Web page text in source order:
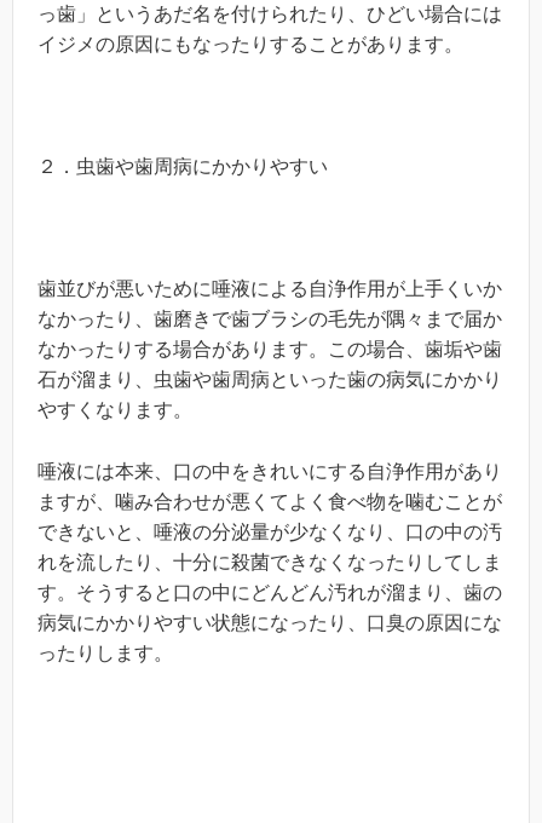
っ歯」というあだ名を付けられたり、ひどい場合には
イジメの原因にもなったりすることがあります。
２．虫歯や歯周病にかかりやすい
歯並びが悪いために唾液による自浄作用が上手くいか
なかったり、歯磨きで歯ブラシの毛先が隅々まで届か
なかったりする場合があります。この場合、歯垢や歯
石が溜まり、虫歯や歯周病といった歯の病気にかかり
やすくなります。
唾液には本来、口の中をきれいにする自浄作用があり
ますが、噛み合わせが悪くてよく食べ物を噛むことが
できないと、唾液の分泌量が少なくなり、口の中の汚
れを流したり、十分に殺菌できなくなったりしてしま
す。そうすると口の中にどんどん汚れが溜まり、歯の
病気にかかりやすい状態になったり、口臭の原因にな
ったりします。